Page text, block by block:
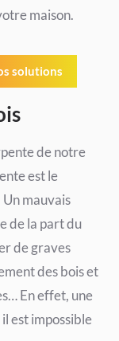
maison.
solutions
de notre
est le
mauvais
de la part du
de graves
des bois et
En effet, une
est impossible